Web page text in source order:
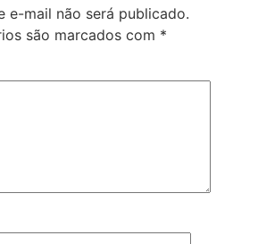
e-mail não será publicado.
são marcados com *